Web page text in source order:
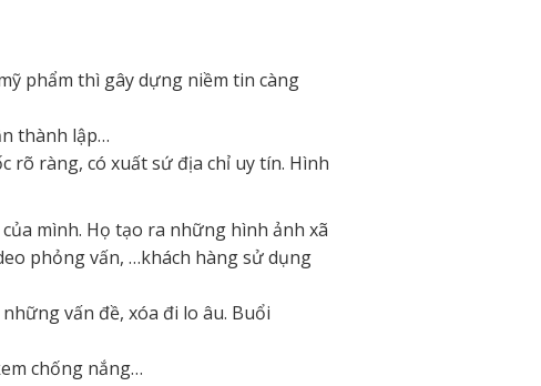
phẩm thì gây dựng niềm tin càng
thành lập…
rõ ràng, có xuất sứ địa chỉ uy tín. Hình
mình. Họ tạo ra những hình ảnh xã
phỏng vấn, …khách hàng sử dụng
vấn đề, xóa đi lo âu. Buổi
chống nắng…